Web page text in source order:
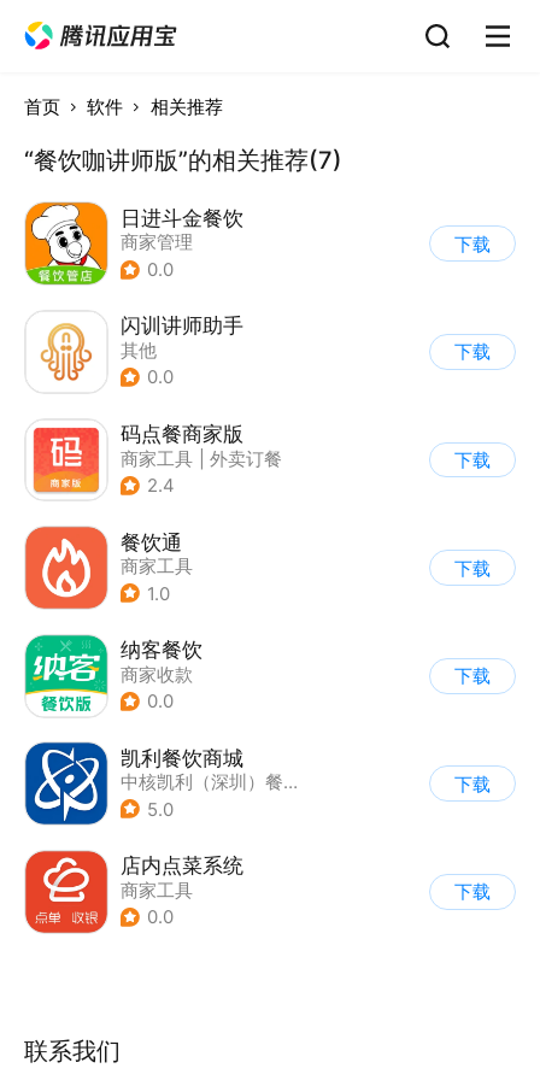
首页 软件 相关推荐
“餐饮咖讲师版”的相关推荐(7)
日进斗金餐饮
商家管理
0.0
下载
闪训讲师助手
其他
0.0
下载
码点餐商家版
商家工具
外卖订餐
2.4
下载
餐饮通
商家工具
1.0
下载
纳客餐饮
商家收款
0.0
下载
凯利餐饮商城
中核凯利（深圳）餐饮管理有限公司
5.0
下载
店内点菜系统
商家工具
0.0
下载
联系我们